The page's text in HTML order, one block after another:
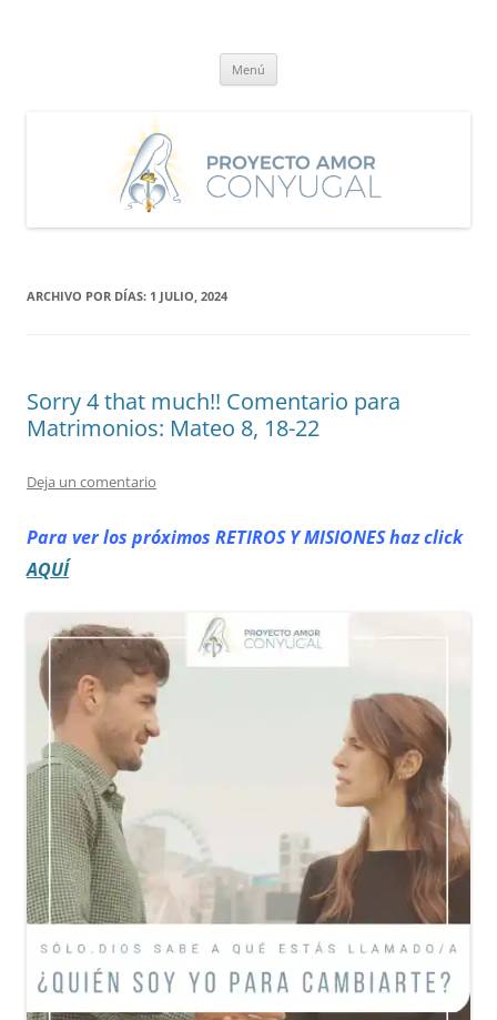
Menú
ARCHIVO POR DÍAS: 1 JULIO, 2024
Sorry 4 that much!! Comentario para
Matrimonios: Mateo 8, 18-22
Deja un comentario
Para ver los próximos RETIROSY MISIONES haz click
AQUÍ